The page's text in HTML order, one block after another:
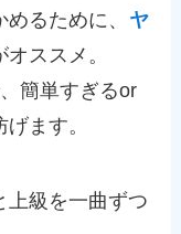
るために、 ヤ
ススメ。
簡単すぎるor
ます。
上級を一曲ずつ